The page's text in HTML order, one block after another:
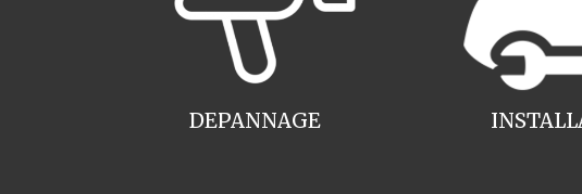
DEPANNAGE